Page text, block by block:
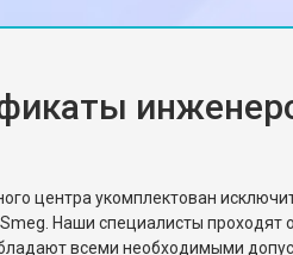
крестовины
щёток стиральной машины
центра укомплектован
Наши специалисты проходят
всеми необходимыми